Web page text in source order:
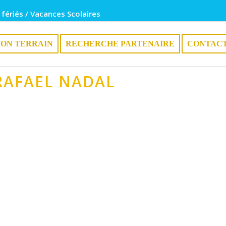
/ Vacances Scolaires
TERRAIN RECHERCHE PARTENAIRE
NADAL